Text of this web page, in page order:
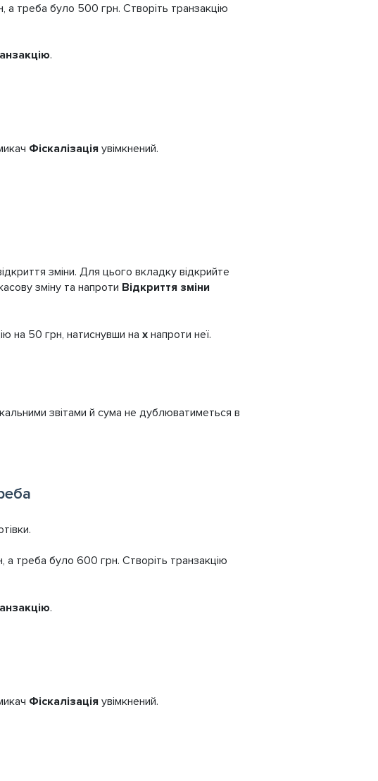
а треба було 500 грн. Створіть транзакцію
.
Фіскалізаціяувімкнений.
зміни. Для цього вкладку відкрийте
зміну та напроти Відкриття зміни
на 50 грн, натиснувши на хнапроти неї.
звітами й сума не дублюватиметься в
а треба було 600 грн. Створіть транзакцію
.
Фіскалізаціяувімкнений.